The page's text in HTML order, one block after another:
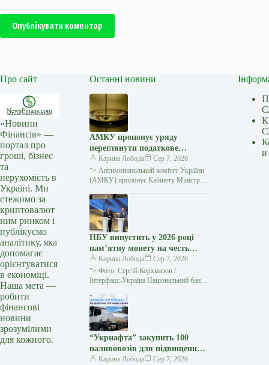
Опублікувати коментар
Про сайт
«Новини
Фінансів» —
портал про
гроші, бізнес
та
нерухомість в
Україні. Ми
стежимо за
криптовалют
ним ринком і
публікуємо
аналітику, яка
допомагає
орієнтуватися
в економіці.
Наша мета —
робити
фінансові
новини
зрозумілими
для кожного.
Останні новини
АМКУ пропонує уряду
переглянути податкове
навантаження на ринку
нафтопродуктів в умовах
кризи
Карина Лобода
Сер 7, 2026
“> Антимонопольний комітет України
(АМКУ) пропонує Кабінету Міністрів
кризові явища на ринках
нафтопродуктів переглянути режим…
НБУ випустить у 2026 році
пам’ятну монету на честь
Іоанна Павла II
Карина Лобода
Сер 7, 2026
“> Фото: Сергій Корхмазов /
Інтерфакс-Україна Національний банк
випустити у 2026 році пам’ятну
монету, присвячену Папі…
“Укрнафта” закупить 100
паливовозів для підвищення
надійності постачання
Карина Лобода Сер 7, 2026
и